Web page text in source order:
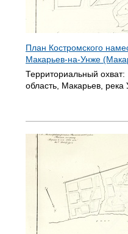
План Костромского
Макарьев-на-Унже
Территориальный охват:
область, Макарьев, река